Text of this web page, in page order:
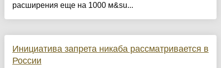
расширения еще на 1000 м&su...
Инициатива запрета никаба рассматривается в
России